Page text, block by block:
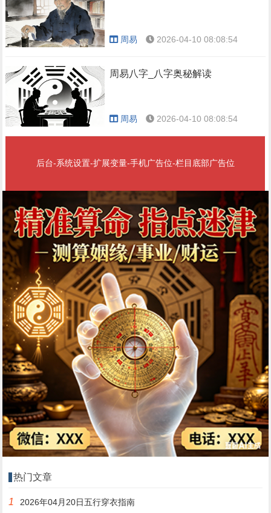
周易 2026-04-10 08:08:54
周易八字_八字奥秘解读
周易 2026-04-10 08:08:54
后台-系统设置-扩展变量-手机广告位-栏目底部广告位
热门文章
1 2026年04月20日五行穿衣指南